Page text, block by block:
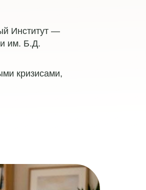
кризисами,
Институт —
им. Б.Д.